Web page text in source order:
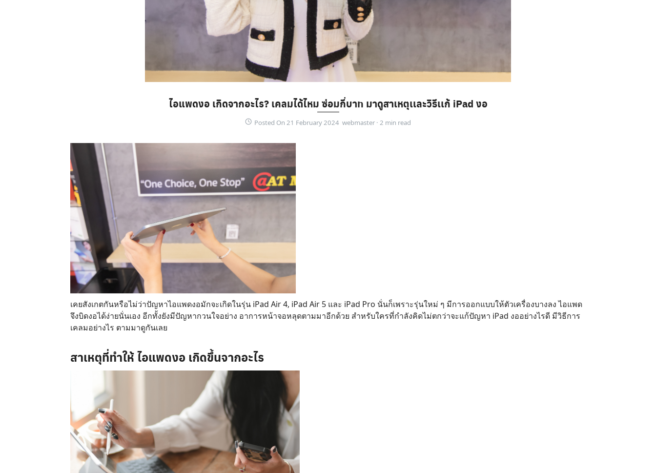
ไอแพดงอ เกิดจากอะไร? เคลมได้ไหม ซ่อมกี่บาท มาดูสาเหตุเเละวิธีเเก้ iPad งอ
Posted On 21 February 2024 webmaster ·
เคยสังเกตกันหรือไม่ว่าปัญหาไอแพดงอมักจะเกิดในรุ่น iPad Air 4, iPad Air 5 และ iPad Pro นั่นก็เพราะรุ่นใหม่ ๆ มีการออกแบบให้ตัวเครื่องบางลง ไอแพด
จึงบิดงอได้ง่ายนั่นเอง อีกทั้งยังมีปัญหากวนใจอย่าง อาการหน้าจอหลุดตามมาอีกด้วย สำหรับใครที่กำลังคิดไม่ตกว่าจะแก้ปัญหา iPad งออย่างไรดี มีวิธีการ
เคลมอย่างไร ตามมาดูกันเลย
สาเหตุที่ทำให้ไอแพดงอ เกิดขึ้นจากอะไร